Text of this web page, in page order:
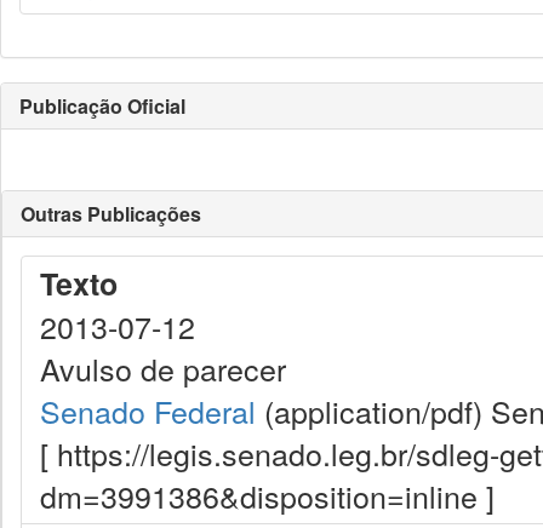
Publicação Oficial
Outras Publicações
Texto
2013-07-12
Avulso de parecer
Senado Federal (application/pdf)
[ https://legis.senado.leg.br/sdleg-
dm=3991386&disposition=inline ]